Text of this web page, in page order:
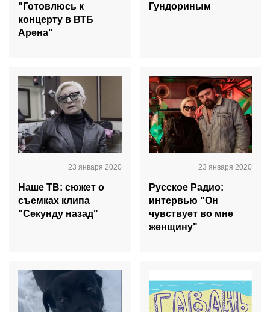
"Готовлюсь к
концерту в ВТБ
Арена"
Гундориным
23 января 2020
Наше ТВ: сюжет о
съемках клипа
"Секунду назад"
23 января 2020
Русское Радио:
интервью "Он
чувствует во мне
женщину"